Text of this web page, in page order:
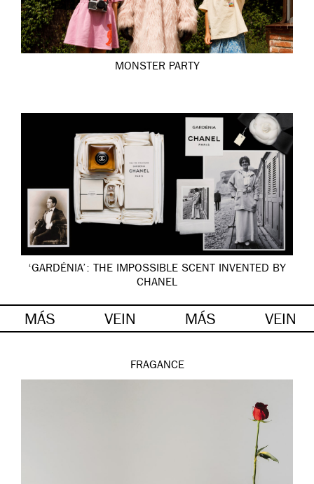
MONSTER PARTY
‘GARDÉNIA’: THE IMPOSSIBLE SCENT INVENTED BY
CHANEL
MÁS VEIN MÁS VEIN
FRAGANCE